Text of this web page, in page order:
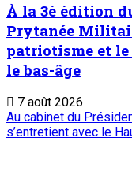
À la 3è édition
Prytanée
patriotisme et le
le bas-âge
7 août 2026
Au cabinet du
s’entretient avec le